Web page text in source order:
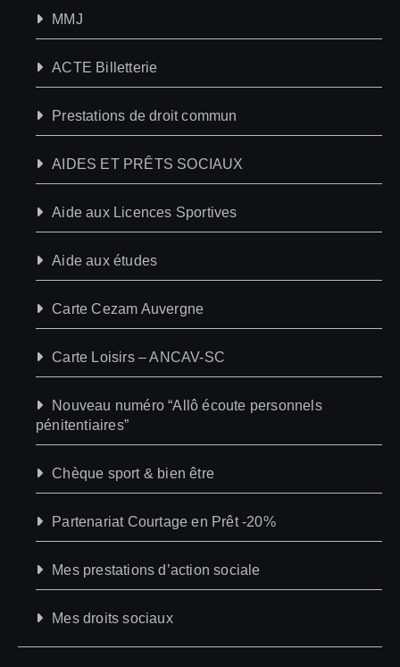
MMJ
ACTE Billetterie
Prestations de droit commun
AIDES ET PRÊTS SOCIAUX
Aide aux Licences Sportives
Aide aux études
Carte Cezam Auvergne
Carte Loisirs – ANCAV-SC
Nouveau numéro “Allô écoute personnels
pénitentiaires”
Chèque sport & bien être
Partenariat Courtage en Prêt -20%
Mes prestations d’action sociale
Mes droits sociaux